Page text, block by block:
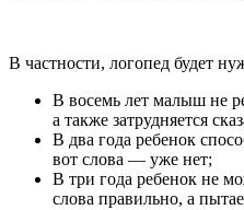
В частности, логопед будет
В восемь лет малыш не
а также затрудняется
В два года ребенок
вот слова — уже нет;
В три года ребенок не
слова правильно, а